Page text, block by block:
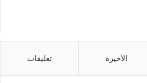
الأخيرة تعليقات